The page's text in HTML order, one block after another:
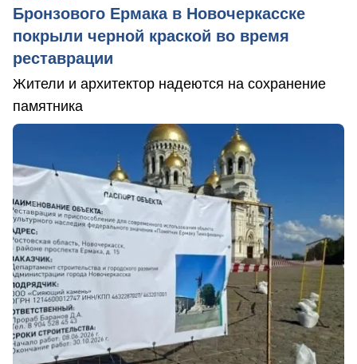
Бронзового Ермака в Новочеркасске
покрыли черной краской во время
реставрации
Жители и архитектор надеются на сохранение
памятника